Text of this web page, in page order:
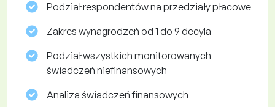
Podział respondentów na przedziały płacowe
Zakres wynagrodzeń od 1 do 9 decyla
Podział wszystkich monitorowanych
świadczeń niefinansowych
Analiza świadczeń finansowych